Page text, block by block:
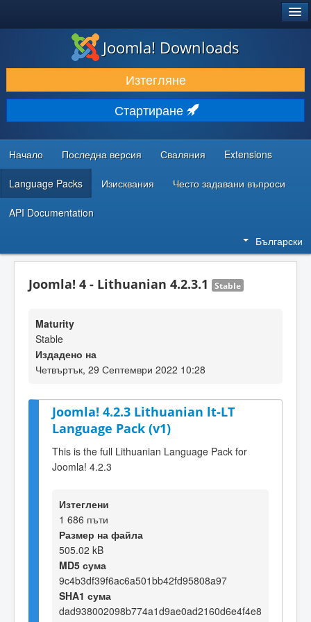
ИЗТЕГЛЯНЕ & РАЗШИРЯВАНЕ
ОТКРИВАЙТЕ & УЧЕТЕ
ОБЩНОСТ & ПОДДРЪЖКА
РЕСУРСИ ЗА РАЗРАБОТКА
Joomla! Downloads
Изтегляне
Стартиране
Начало Последна версия Сваляния Extensions
Language Packs Изисквания Често задавани въпроси
API Documentation
Български
Joomla! 4 - Lithuanian 4.2.3.1 Stable
Maturity
Stable
Издадено на
Четвъртък, 29 Септември 2022 10:28
Joomla! 4.2.3 Lithuanian lt-LT
Language Pack (v1)
This is the full Lithuanian Language Pack for
Joomla! 4.2.3
Изтеглени
1 686 пъти
Размер на файла
505.02 kB
MD5 сума
9c4b3df39f6ac6a501bb42fd95808a97
SHA1 сума
dad938002098b774a1d9ae0ad2160d6e4f4e8